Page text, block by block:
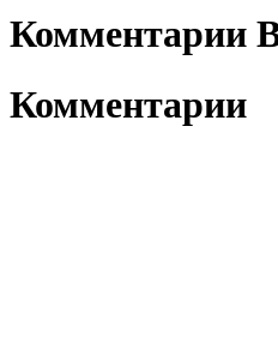
Комментарии
Комментарии